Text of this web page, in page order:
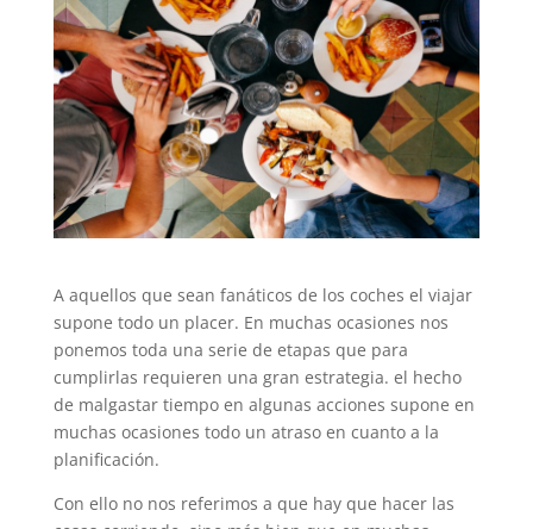
A aquellos que sean fanáticos de los coches el viajar
supone todo un placer. En muchas ocasiones nos
ponemos toda una serie de etapas que para
cumplirlas requieren una gran estrategia. el hecho
de malgastar tiempo en algunas acciones supone en
muchas ocasiones todo un atraso en cuanto a la
planificación.
Con ello no nos referimos a que hay que hacer las